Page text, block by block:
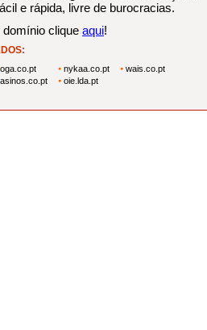
e rápida, livre de burocracias.
clique aqui!
nykaa.co.pt
wais.co.pt
oie.lda.pt